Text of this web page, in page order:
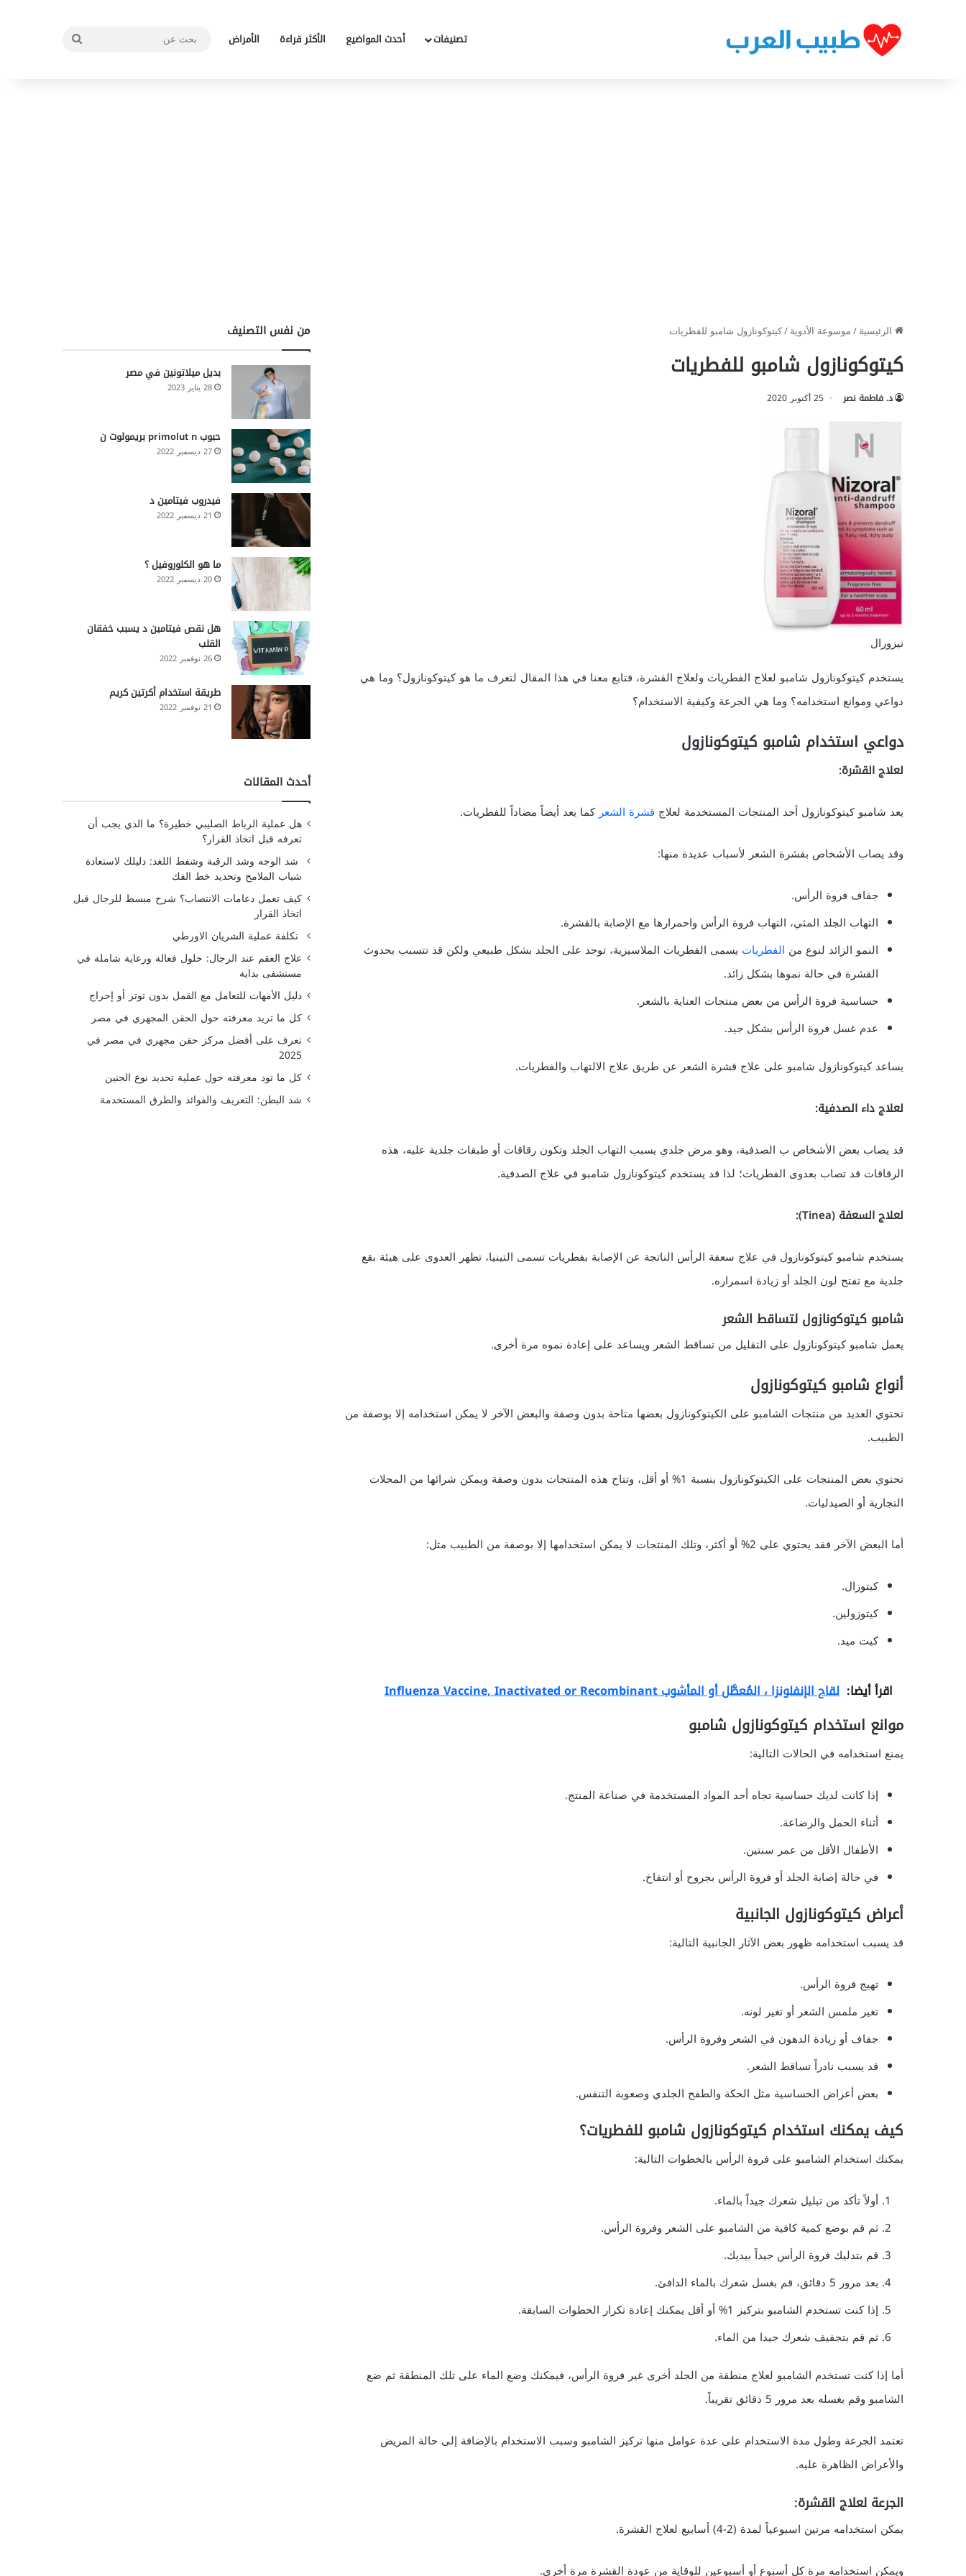
تصنيفات أحدث المواضيع الأكثر قراءة الأمراض
بحث
الرئيسية/موسوعة الأدوية/كيتوكونازول شامبو للفطريات
كيتوكونازول شامبو للفطريات
د. فاطمة نصر 25 أكتوبر 2020
نيزورال
يستخدم كيتوكونازول شامبو لعلاج الفطريات ولعلاج القشرة، فتابع معنا في هذا المقال لتعرف ما هو كيتوكونازول؟ وما هي
دواعي وموانع استخدامه؟ وما هي الجرعة وكيفية الاستخدام؟
دواعي استخدام شامبو كيتوكونازول
لعلاج القشرة:
يعد شامبو كيتوكونازول أحد المنتجات المستخدمة لعلاج قشرة الشعر كما يعد أيضاً مضاداً للفطريات.
وقد يصاب الأشخاص بقشرة الشعر لأسباب عديدة منها:
جفاف فروة الرأس.
التهاب الجلد المثي، التهاب فروة الرأس واحمرارها مع الإصابة بالقشرة.
النمو الزائد لنوع من الفطريات يسمى الفطريات الملاسيزية، توجد على الجلد بشكل طبيعي ولكن قد تتسبب بحدوث
القشرة في حالة نموها بشكل زائد.
حساسية فروة الرأس من بعض منتجات العناية بالشعر.
عدم غسل فروة الرأس بشكل جيد.
يساعد كيتوكونازول شامبو على علاج قشرة الشعر عن طريق علاج الالتهاب والفطريات.
لعلاج داء الصدفية:
قد يصاب بعض الأشخاص ب الصدفية، وهو مرض جلدي يسبب التهاب الجلد وتكون رقاقات أو طبقات جلدية عليه، هذه
الرقاقات قد تصاب بعدوى الفطريات؛ لذا قد يستخدم كيتوكونازول شامبو في علاج الصدفية.
لعلاج السعفة (Tinea):
يستخدم شامبو كيتوكونازول في علاج سعفة الرأس الناتجة عن الإصابة بفطريات تسمى التينيا، تظهر العدوى على هيئة بقع
جلدية مع تفتح لون الجلد أو زيادة اسمراره.
شامبو كيتوكونازول لتساقط الشعر
يعمل شامبو كيتوكونازول على التقليل من تساقط الشعر ويساعد على إعادة نموه مرة أخرى.
أنواع شامبو كيتوكونازول
تحتوي العديد من منتجات الشامبو على الكيتوكونازول بعضها متاحة بدون وصفة والبعض الآخر لا يمكن استخدامه إلا بوصفة من
الطبيب.
تحتوي بعض المنتجات على الكيتوكونازول بنسبة 1% أو أقل، وتتاح هذه المنتجات بدون وصفة ويمكن شرائها من المحلات
التجارية أو الصيدليات.
أما البعض الآخر فقد يحتوي على 2% أو أكثر، وتلك المنتجات لا يمكن استخدامها إلا بوصفة من الطبيب مثل:
كيتوزال.
كيتوزولين.
كيت ميد.
اقرأ أيضا: لقاح الإنفلونزا ، المُعطَّل أو المأشوب Influenza Vaccine, Inactivated or Recombinant
موانع استخدام كيتوكونازول شامبو
يمنع استخدامه في الحالات التالية:
إذا كانت لديك حساسية تجاه أحد المواد المستخدمة في صناعة المنتج.
أثناء الحمل والرضاعة.
الأطفال الأقل من عمر سنتين.
في حالة إصابة الجلد أو فروة الرأس بجروح أو انتفاخ.
أعراض كيتوكونازول الجانبية
قد يسبب استخدامه ظهور بعض الآثار الجانبية التالية:
تهيج فروة الرأس.
تغير ملمس الشعر أو تغير لونه.
جفاف أو زيادة الدهون في الشعر وفروة الرأس.
قد يسبب نادراً تساقط الشعر.
بعض أعراض الحساسية مثل الحكة والطفح الجلدي وصعوبة التنفس.
كيف يمكنك استخدام كيتوكونازول شامبو للفطريات؟
يمكنك استخدام الشامبو على فروة الرأس بالخطوات التالية:
أولاً تأكد من تبليل شعرك جيداً بالماء.
ثم قم بوضع كمية كافية من الشامبو على الشعر وفروة الرأس.
قم بتدليك فروة الرأس جيداً بيديك.
بعد مرور 5 دقائق، قم بغسل شعرك بالماء الدافئ.
إذا كنت تستخدم الشامبو بتركيز 1% أو أقل يمكنك إعادة تكرار الخطوات السابقة.
ثم قم بتجفيف شعرك جيدا من الماء.
أما إذا كنت تستخدم الشامبو لعلاج منطقة من الجلد أخرى غير فروة الرأس، فيمكنك وضع الماء على تلك المنطقة ثم ضع
الشامبو وقم بغسله بعد مرور 5 دقائق تقريباً.
تعتمد الجرعة وطول مدة الاستخدام على عدة عوامل منها تركيز الشامبو وسبب الاستخدام بالإضافة إلى حالة المريض
والأعراض الظاهرة عليه.
الجرعة لعلاج القشرة:
يمكن استخدامه مرتين اسبوعياً لمدة (2-4) أسابيع لعلاج القشرة.
ويمكن استخدامه مرة كل أسبوع أو أسبوعين للوقاية من عودة القشرة مرة أخرى.
من نفس التصنيف
بديل ميلاتونين في مصر
28 يناير 2023
حبوب primolut n بريمولوت ن
27 ديسمبر 2022
فيدروب فيتامين د
21 ديسمبر 2022
ما هو الكلوروفيل ؟
20 ديسمبر 2022
هل نقص فيتامين د يسبب خفقان
القلب
26 نوفمبر 2022
طريقة استخدام أكرتين كريم
21 نوفمبر 2022
أحدث المقالات
هل عملية الرباط الصليبي خطيرة؟ ما الذي يجب أن
تعرفه قبل اتخاذ القرار؟
شد الوجه وشد الرقبة وشفط اللغد: دليلك لاستعادة
شباب الملامح وتحديد خط الفك
كيف تعمل دعامات الانتصاب؟ شرح مبسط للرجال قبل
اتخاذ القرار
تكلفة عملية الشريان الاورطي
علاج العقم عند الرجال: حلول فعالة ورعاية شاملة في
مستشفى بداية
دليل الأمهات للتعامل مع القمل بدون توتر أو إحراج
كل ما تريد معرفته حول الحقن المجهري في مصر
تعرف على أفضل مركز حقن مجهري في مصر في
2025
كل ما تود معرفته حول عملية تحديد نوع الجنين
شد البطن: التعريف والفوائد والطرق المستخدمة